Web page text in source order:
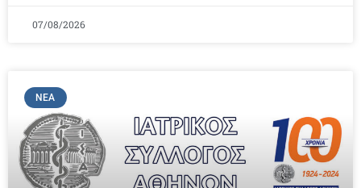
07/08/2026
ΝΈΑ